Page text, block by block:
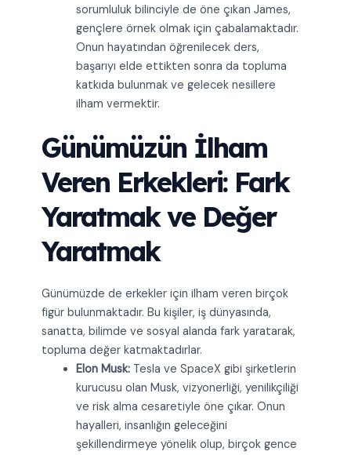
sorumluluk bilinciyle de öne çıkan James,
gençlere örnek olmak için çabalamaktadır.
Onun hayatından öğrenilecek ders,
başarıyı elde ettikten sonra da topluma
katkıda bulunmak ve gelecek nesillere
ilham vermektir.
Günümüzün İlham
Veren Erkekleri: Fark
Yaratmak ve Değer
Yaratmak
Günümüzde de erkekler için ilham veren birçok
figür bulunmaktadır. Bu kişiler, iş dünyasında,
sanatta, bilimde ve sosyal alanda fark yaratarak,
topluma değer katmaktadırlar.
Elon Musk:Tesla ve SpaceX gibi şirketlerin
kurucusu olan Musk, vizyonerliği, yenilikçiliği
ve risk alma cesaretiyle öne çıkar. Onun
hayalleri, insanlığın geleceğini
şekillendirmeye yönelik olup, birçok gence